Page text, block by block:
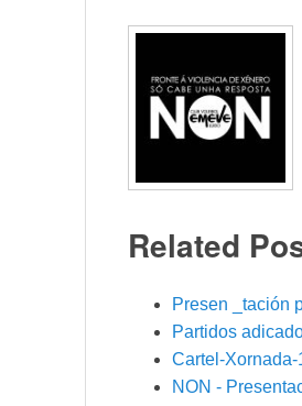
Related
Presen _tación
Partidos
Cartel-
NON -